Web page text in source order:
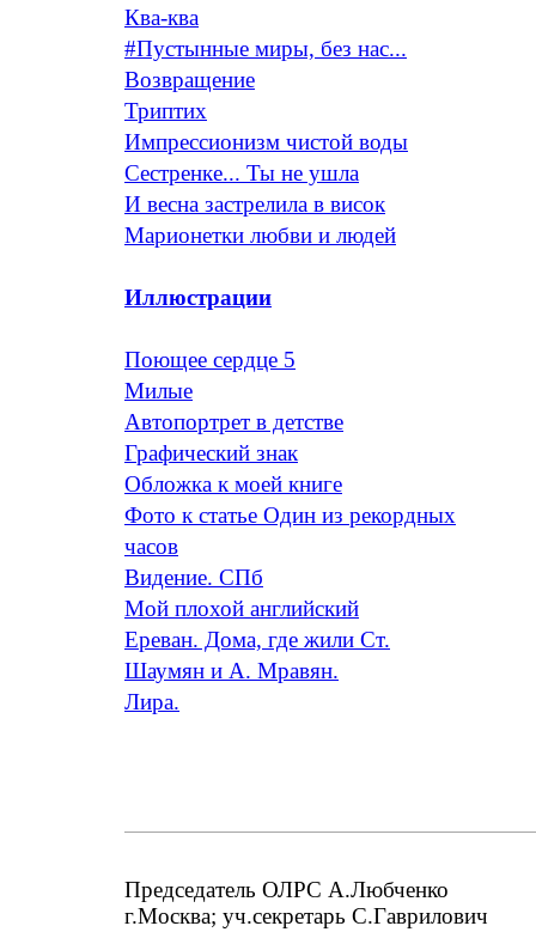
Ква-ква
#Пустынные миры, без нас...
Возвращение
Триптих
Импрессионизм чистой воды
Сестренке... Ты не ушла
И весна застрелила в висок
Марионетки любви и людей
Иллюстрации
Поющее сердце 5
Милые
Автопортрет в детстве
Графический знак
Обложка к моей книге
Фото к статье Один из рекордных
часов
Видение. СПб
Мой плохой английский
Ереван. Дома, где жили Ст.
Шаумян и А. Мравян.
Лира.
Председатель ОЛРС А.Любченко
г.Москва; уч.секретарь С.Гаврилович